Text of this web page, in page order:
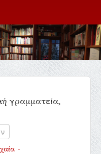
γραμματεία,
-